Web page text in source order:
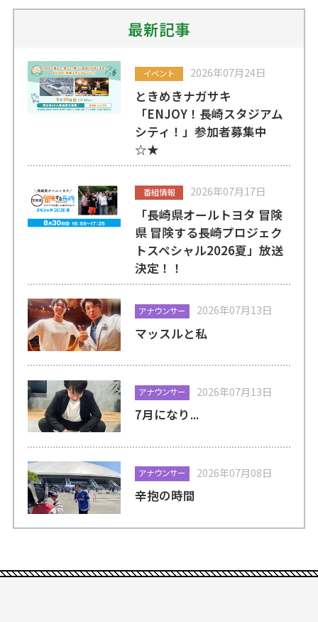
最新記事
イベント 2026年07月24日
ときめきナガサキ
「ENJOY！長崎スタジアム
シティ！」参加者募集中
☆★
番組情報 2026年07月17日
「長崎県オールトヨタ 冒険
県 冒険する長崎プロジェク
トスペシャル2026夏」放送
決定！！
アナウンサー 2026年07月13日
マッスルと私
アナウンサー 2026年07月13日
7月になり...
アナウンサー 2026年07月08日
辛抱の時間